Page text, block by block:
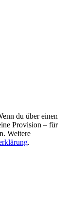
du über einen
Provision – für
Weitere
.